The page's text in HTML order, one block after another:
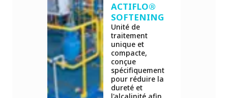
ACTIFLO®
SOFTENING
Unité de
traitement
unique et
compacte,
conçue
spécifiquement
pour réduire la
dureté et